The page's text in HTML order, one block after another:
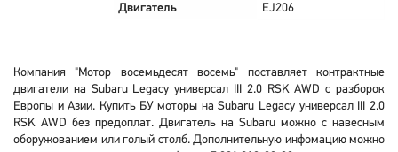
Двигатель
EJ206
Компания "Мотор восемьдесят восемь" поставляет контрактные
двигатели на Subaru Legacy универсал III 2.0 RSK AWD с разборок
Европы и Азии. Купить БУ моторы на Subaru Legacy универсал III 2.0
RSK AWD без предоплат. Двигатель на Subaru можно с навесным
оборужованием или голый столб. Дополнительную инфомацию можно